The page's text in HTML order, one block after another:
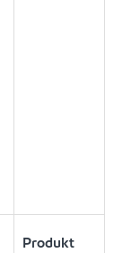
Produkt